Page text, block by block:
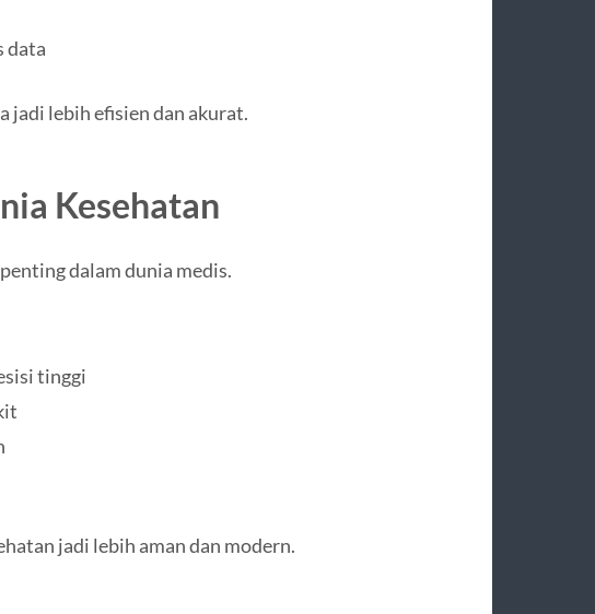
data
jadi lebih efisien dan akurat.
Kesehatan
dalam dunia medis.
tinggi
jadi lebih aman dan modern.